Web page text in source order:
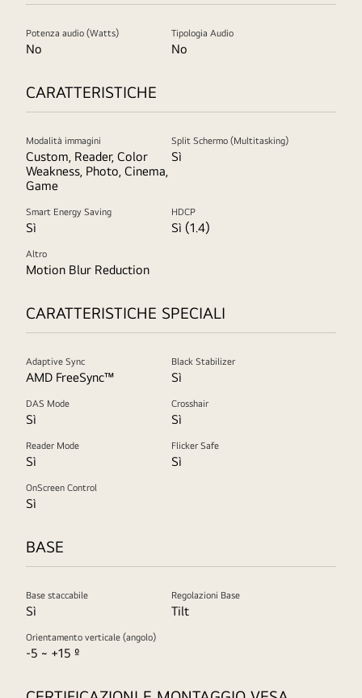
Potenza audio (Watts)
No
Tipologia Audio
No
CARATTERISTICHE
Modalità immagini
Custom, Reader, Color
Weakness, Photo, Cinema,
Game
Split Schermo (Multitasking)
Sì
Smart Energy Saving
Sì
HDCP
Sì (1.4)
Altro
Motion Blur Reduction
CARATTERISTICHE SPECIALI
Adaptive Sync
AMD FreeSync™
Black Stabilizer
Sì
DAS Mode
Sì
Crosshair
Sì
Reader Mode
Sì
Flicker Safe
Sì
OnScreen Control
Sì
BASE
Base staccabile
Sì
Regolazioni Base
Tilt
Orientamento verticale (angolo)
-5 ~ +15 º